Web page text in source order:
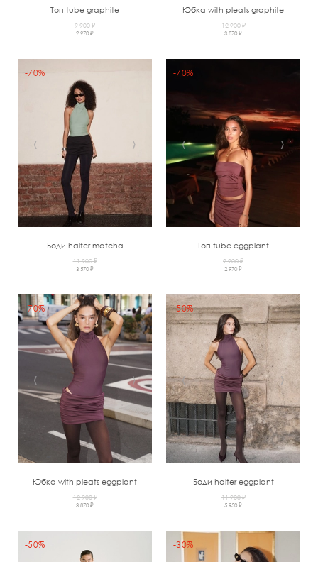
Топ tube graphite
9 900 ₽
2 970 ₽
Юбка with pleats graphite
12 900 ₽
3 870 ₽
‹ ›
-70%
Боди halter matcha
11 900 ₽
3 570 ₽
‹ ›
-70%
Топ tube eggplant
9 900 ₽
2 970 ₽
‹ ›
-70%
Юбка with pleats eggplant
12 900 ₽
3 870 ₽
‹ ›
-50%
Боди halter eggplant
11 900 ₽
5 950 ₽
-50% -30%